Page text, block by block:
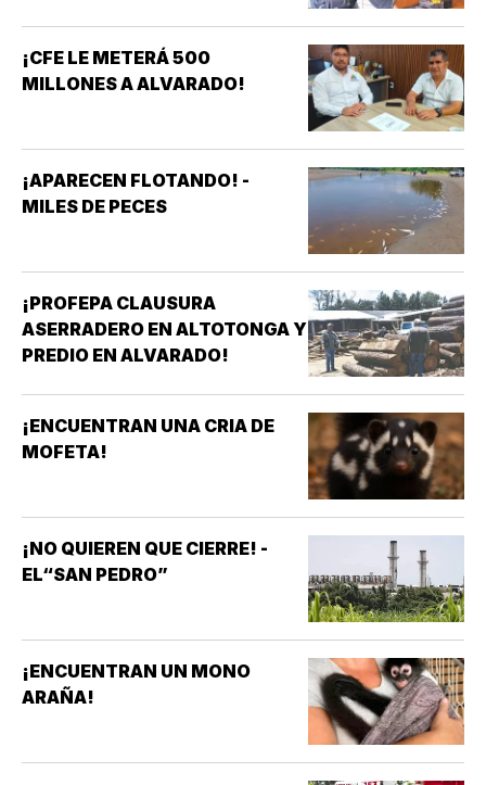
¡CFE LE METERÁ 500
MILLONES A ALVARADO!
¡APARECEN FLOTANDO! -
MILES DE PECES
¡PROFEPA CLAUSURA
ASERRADERO EN ALTOTONGA Y
PREDIO EN ALVARADO!
¡ENCUENTRAN UNA CRIA DE
MOFETA!
¡NO QUIEREN QUE CIERRE! -
EL“SAN PEDRO”
¡ENCUENTRAN UN MONO
ARAÑA!